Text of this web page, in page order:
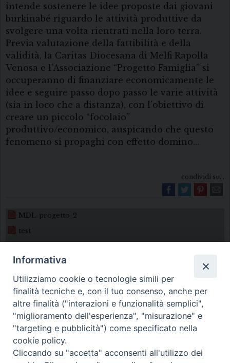
intende sostenere le idee proposte dai giovani
burkinabé riguardo le attività produttive da
svolgere una volta rientrati nella loro terra.
Previa valutazione della fattibilità e della
validità, la Caritas Diocesana di Melfi Rapolla
Venosa e l’Associazione “Progetto Famiglia” si
occuperanno di finanziare economicamente le
idee e seguire passo dopo passo le varie attività
(sia in loco che a distanza), con l’obiettivo di
creare un piccolo “focolaio”
produttivo/economico, auspicando che questo
fenomeno si propaghi con effetto domino…
condividi su...
MDL-progetto-2
test
Diocesi di Melfi Rapolla Venosa
• Largo Duomo, 12 - 85025 MELFI (PZ) •
Tel. 0972238604
Informativa
Utilizziamo cookie o tecnologie simili per
finalità tecniche e, con il tuo consenso, anche per
altre finalità ("interazioni e funzionalità semplici",
"miglioramento dell'esperienza", "misurazione" e
"targeting e pubblicità") come specificato nella
cookie policy.
Cliccando su "accetta" acconsenti all'utilizzo dei